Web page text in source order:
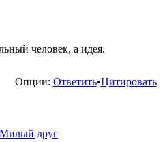
человек, а идея.
Опции: Ответить•Цитировать
друг